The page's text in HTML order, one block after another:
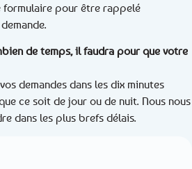
formulaire pour être rappelé
de temps, il faudra pour que votre
demandes dans les dix minutes
ce soit de jour ou de nuit. Nous nous
dans les plus brefs délais.